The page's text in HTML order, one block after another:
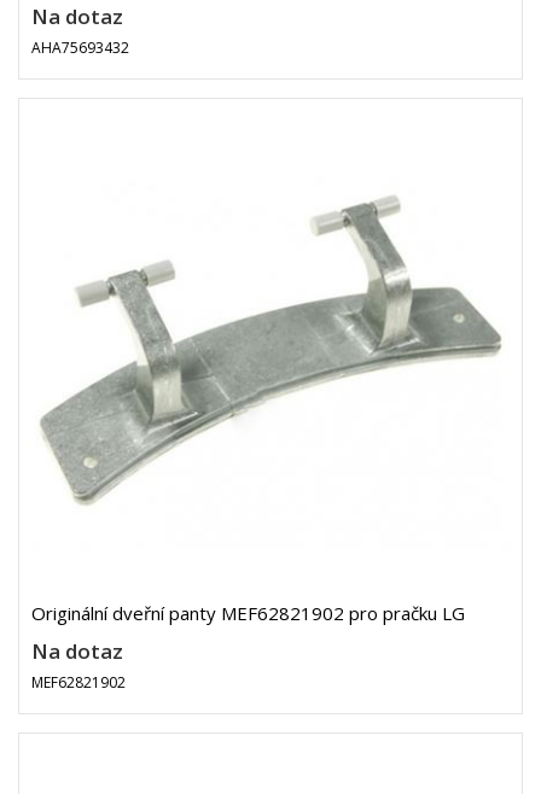
Na dotaz
AHA75693432
Originální dveřní panty MEF62821902 pro pračku LG
Na dotaz
MEF62821902